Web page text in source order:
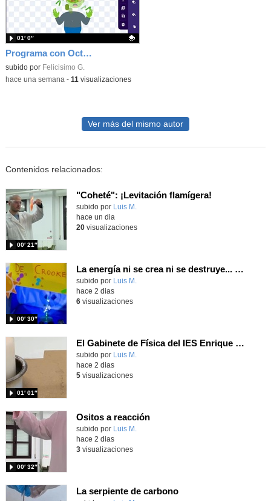
Programa con OctoStudio, un juego homenajeando al House of the dead con Zombies
Contenido educativo.
subido por Felicisimo G.
01′ 0″
-hace una semana - 11 visualizaciones
Ver más del mismo autor
Contenidos relacionados:
"Coheté": ¡Levitación flamígera!
Contenido educativo.
subido por Luis M.
00′ 21″
hace un dia
20visualizaciones
La energía ni se crea ni se destruye... ¡se experimenta! El Tierno en la Feria Madrid es Ciencia 2026
Contenido educativo.
subido por Luis M.
00′ 30″
hace 2 dias
6visualizaciones
El Gabinete de Física del IES Enrique Tierno Galván de Parla (Curso 25-26)
Contenido educativo.
subido por Luis M.
01′ 01″
hace 2 dias
5visualizaciones
Ositos a reacción
Contenido educativo.
subido por Luis M.
00′ 32″
hace 2 dias
3visualizaciones
La serpiente de carbono